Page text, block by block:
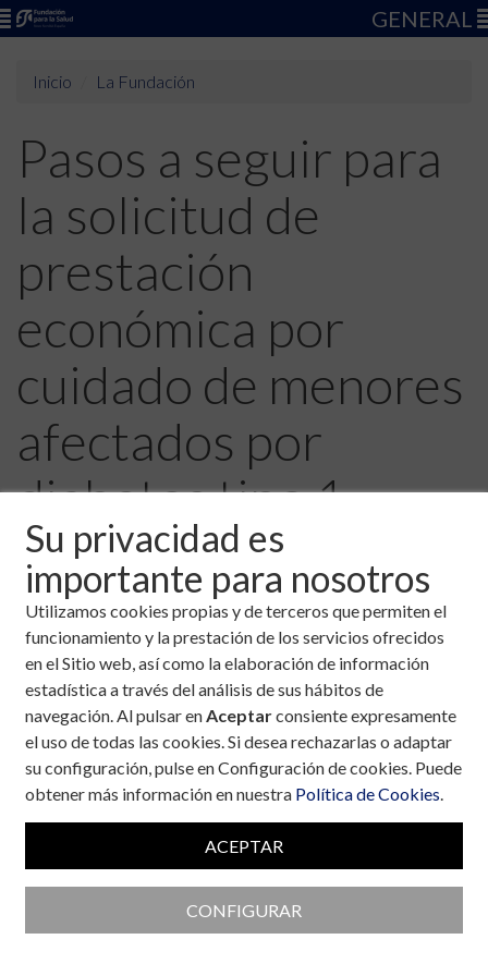
Su privacidad es
importante para nosotros
Utilizamos cookies propias y de terceros que permiten el
funcionamiento y la prestación de los servicios ofrecidos
en el Sitio web, así como la elaboración de información
estadística a través del análisis de sus hábitos de
navegación. Al pulsar enAceptarconsiente expresamente
el uso de todas las cookies. Si desea rechazarlas o adaptar
su configuración, pulse en Configuración de cookies. Puede
obtener más información en nuestra Política de Cookies.
ACEPTAR
CONFIGURAR
GENERAL
Inicio La Fundación
Pasos a seguir para
la solicitud de
prestación
económica por
cuidado de menores
afectados por
diabetes tipo 1.
Trabajadores en
régimen de
Seguridad Social y
Personal
funcionario
Por: Juan Manuel Gómez Moreno
Abogado
Entorno legal,Niños y adolescentes
Fecha:1 de mayo, 2013